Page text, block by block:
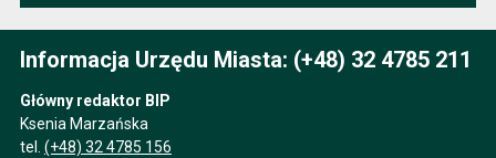
Informacja Urzędu Miasta: (+48) 32 4785 211
Główny redaktor BIP
Ksenia Marzańska
tel. (+48) 32 4785 156